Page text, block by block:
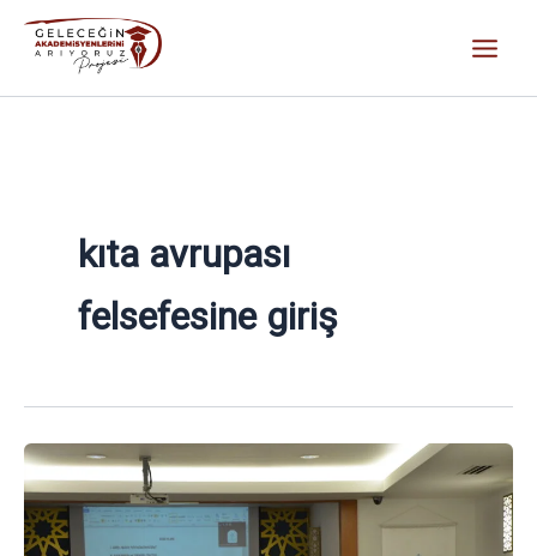
kıta avrupası
felsefesine giriş
Doç.
Dr.
Fırat
MOLLAER